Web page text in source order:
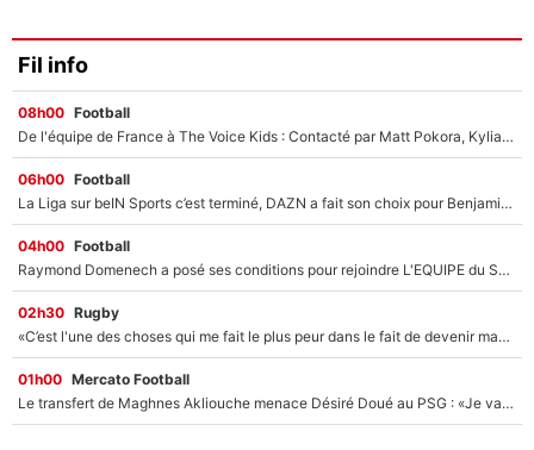
Fil info
08h00 Football
De l'équipe de France à The Voice Kids : Contacté par Matt Pokora, Kylian Mbappé a accepté de jouer un rôle inédit sur TF1 !
06h00 Football
La Liga sur beIN Sports c’est terminé, DAZN a fait son choix pour Benjamin Da Silva et Omar Da Fonseca !
04h00 Football
Raymond Domenech a posé ses conditions pour rejoindre L'EQUIPE du Soir : Il refuse de faire l'émission avec un autre chroniqueur !
02h30 Rugby
«C’est l'une des choses qui me fait le plus peur dans le fait de devenir maman» : En couple avec Antoine Dupont, Iris Mittenaere s'inquiète déjà pour ses futurs enfants !
01h00 Mercato Football
Le transfert de Maghnes Akliouche menace Désiré Doué au PSG : «Je valide à 200%»